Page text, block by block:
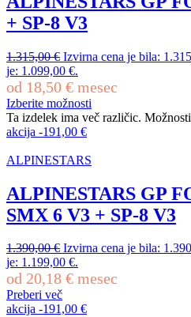
+ SP-8 V3
1.315,00€ Izvirna cena je bila:
je: 1.099,00 €.
od 18,50 € mesec
Izberite možnosti
Ta izdelek ima več različic.
akcija -191,00 €
ALPINESTARS
ALPINESTARS GP
SMX 6 V3 + SP-8 V3
1.390,00€ Izvirna cena je bila:
je: 1.199,00 €.
od 20,18 € mesec
Preberi več
akcija -191,00 €